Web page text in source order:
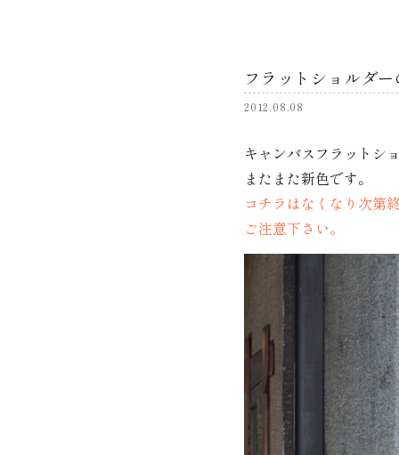
フラットショルダ
2012.08.08
キャンバスフラットシ
またまた新色です。
コチラはなくなり次第
ご注意下さい。